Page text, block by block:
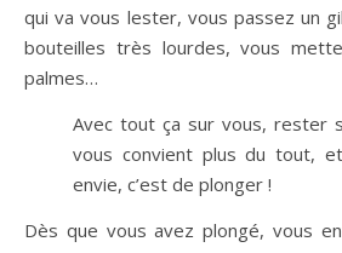
qui va vous lester, vous passez un
bouteilles très lourdes, vous
palmes…
Avec tout ça sur vous, rester
vous convient plus du tout, et
envie, c’est de plonger !
Dès que vous avez plongé, vous